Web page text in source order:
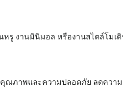
หรู งานมินิมอล หรืองานสไตล์โมเ
ภาพและความปลอดภัย ลดควา